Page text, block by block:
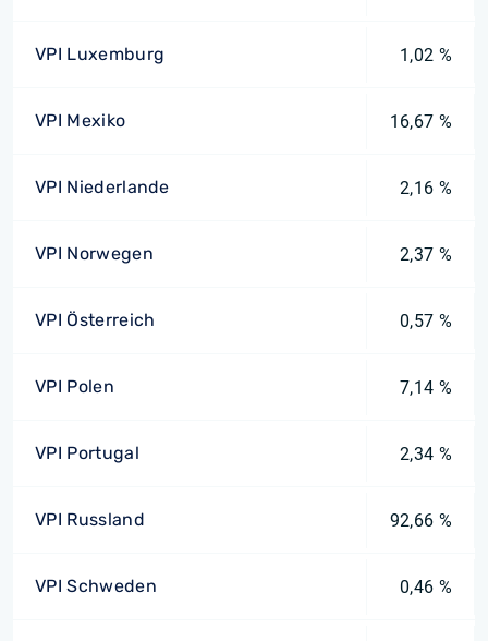
VPI Luxemburg 1,02 %
VPI Mexiko 16,67 %
VPI Niederlande 2,16 %
VPI Norwegen 2,37 %
VPI Österreich 0,57 %
VPI Polen 7,14 %
VPI Portugal 2,34 %
VPI Russland 92,66 %
VPI Schweden 0,46 %